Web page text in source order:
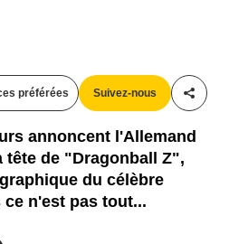
préférées Suivez-nous
annoncent l'Allemand
tête de "Dragonball Z",
du célèbre
n'est pas tout...